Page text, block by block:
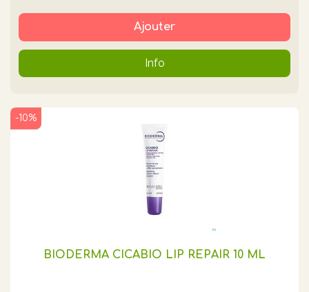
Ajouter
Info
BIODERMA CICABIO LIP REPAIR 10 ML
-10%